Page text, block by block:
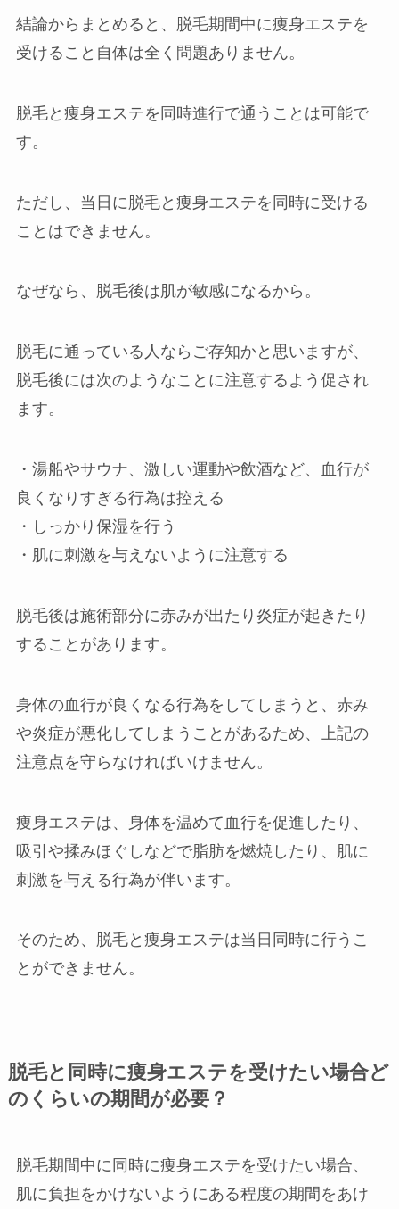
結論からまとめると、脱毛期間中に痩身エステを
受けること自体は全く問題ありません。
脱毛と痩身エステを同時進行で通うことは可能で
す。
ただし、当日に脱毛と痩身エステを同時に受ける
ことはできません。
なぜなら、脱毛後は肌が敏感になるから。
脱毛に通っている人ならご存知かと思いますが、
脱毛後には次のようなことに注意するよう促され
ます。
・湯船やサウナ、激しい運動や飲酒など、血行が
良くなりすぎる行為は控える
・しっかり保湿を行う
・肌に刺激を与えないように注意する
脱毛後は施術部分に赤みが出たり炎症が起きたり
することがあります。
身体の血行が良くなる行為をしてしまうと、赤み
や炎症が悪化してしまうことがあるため、上記の
注意点を守らなければいけません。
痩身エステは、身体を温めて血行を促進したり、
吸引や揉みほぐしなどで脂肪を燃焼したり、肌に
刺激を与える行為が伴います。
そのため、脱毛と痩身エステは当日同時に行うこ
とができません。
脱毛と同時に痩身エステを受けたい場合ど
のくらいの期間が必要？
脱毛期間中に同時に痩身エステを受けたい場合、
肌に負担をかけないようにある程度の期間をあけ